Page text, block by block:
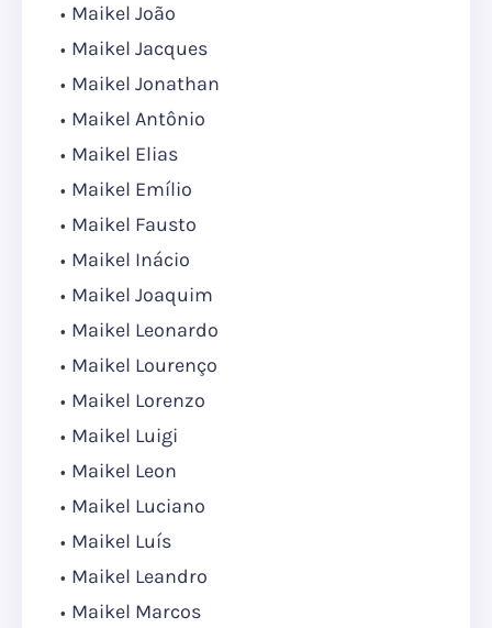
Maikel João
Maikel Jacques
Maikel Jonathan
Maikel Antônio
Maikel Elias
Maikel Emílio
Maikel Fausto
Maikel Inácio
Maikel Joaquim
Maikel Leonardo
Maikel Lourenço
Maikel Lorenzo
Maikel Luigi
Maikel Leon
Maikel Luciano
Maikel Luís
Maikel Leandro
Maikel Marcos